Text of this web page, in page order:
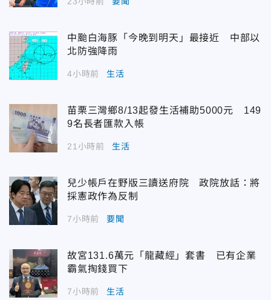
中颱白海豚「今晚到明天」最接近 中部以
北防強降雨
4小時前 生活
苗栗三灣鄉8/13起發生活補助5000元 149
9名長者匯款入帳
21小時前 生活
兒少帳戶在野版三讀送府院 政院放話：將
採憲政作為反制
7小時前 要聞
故宮131.6萬元「龍藏經」套書 已有企業
霸氣掏錢買下
7小時前 生活